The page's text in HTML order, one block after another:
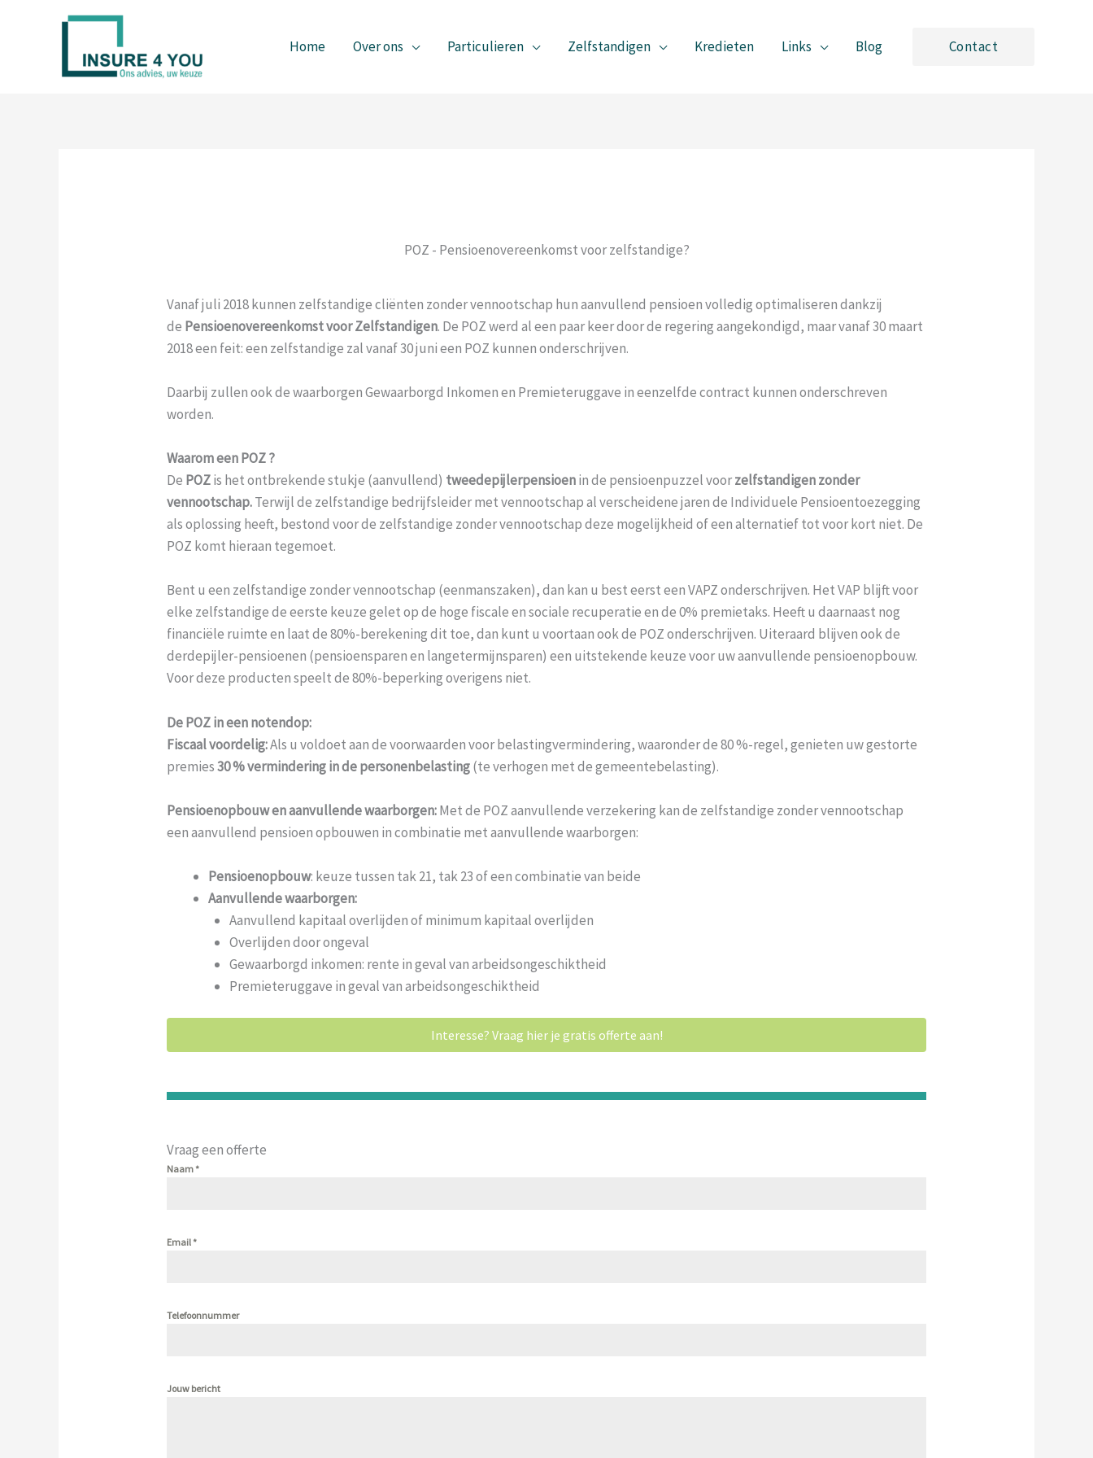
Home Over ons Particulieren Zelfstandigen Kredieten Links Blog Contact
POZ - Pensioenovereenkomst voor zelfstandige?
Vanaf juli 2018 kunnen zelfstandige cliënten zonder vennootschap hun aanvullend pensioen volledig optimaliseren dankzij
de Pensioenovereenkomst voor Zelfstandigen. De POZ werd al een paar keer door de regering aangekondigd, maar vanaf 30 maart
2018 een feit: een zelfstandige zal vanaf 30 juni een POZ kunnen onderschrijven.
Daarbij zullen ook de waarborgen Gewaarborgd Inkomen en Premieteruggave in eenzelfde contract kunnen onderschreven
worden.
Waarom een POZ ?
De POZis het ontbrekende stukje (aanvullend) tweedepijlerpensioenin de pensioenpuzzel voorzelfstandigen zonder
vennootschap.Terwijl de zelfstandige bedrijfsleider met vennootschap al verscheidene jaren de Individuele Pensioentoezegging
als oplossing heeft, bestond voor de zelfstandige zonder vennootschap deze mogelijkheid of een alternatief tot voor kort niet. De
POZ komt hieraan tegemoet.
Bent u een zelfstandige zonder vennootschap (eenmanszaken), dan kan u best eerst een VAPZ onderschrijven. Het VAP blijft voor
elke zelfstandige de eerste keuze gelet op de hoge fiscale en sociale recuperatie en de 0% premietaks. Heeft u daarnaast nog
financiële ruimte en laat de 80%-berekening dit toe, dan kunt u voortaan ook de POZ onderschrijven. Uiteraard blijven ook de
derdepijler-pensioenen (pensioensparen en langetermijnsparen) een uitstekende keuze voor uw aanvullende pensioenopbouw.
Voor deze producten speelt de 80%-beperking overigens niet.
De POZ in een notendop:
Fiscaal voordelig:Als u voldoet aan de voorwaarden voor belastingvermindering, waaronder de 80 %-regel, genieten uw gestorte
premies30 % vermindering in de personenbelasting(te verhogen met de gemeentebelasting).
Pensioenopbouw en aanvullende waarborgen:Met de POZ aanvullende verzekering kan de zelfstandige zonder vennootschap
een aanvullend pensioen opbouwen in combinatie met aanvullende waarborgen:
Pensioenopbouw: keuze tussen tak 21, tak 23 of een combinatie van beide
Aanvullende waarborgen:
Aanvullend kapitaal overlijden of minimum kapitaal overlijden
Overlijden door ongeval
Gewaarborgd inkomen: rente in geval van arbeidsongeschiktheid
Premieteruggave in geval van arbeidsongeschiktheid
Interesse? Vraag hier je gratis offerte aan!
Vraag een offerte
Naam *
Email *
Telefoonnummer
Jouw bericht